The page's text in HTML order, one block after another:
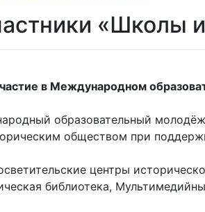
«Школы
в Международном
образовательный
обществом при
центры
библиотека,